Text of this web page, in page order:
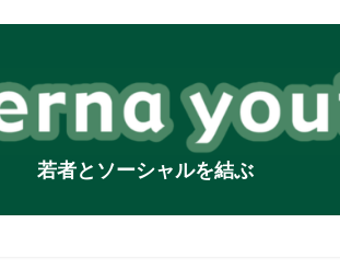
若者とソーシャルを結ぶ